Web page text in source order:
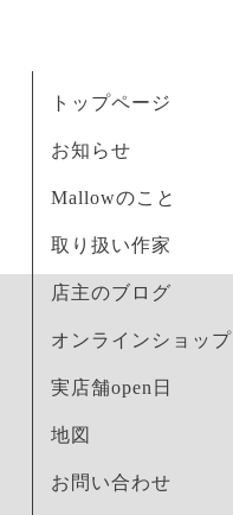
トップページ
お知らせ
Mallowのこと
取り扱い作家
店主のブログ
オンラインショップ
実店舗open日
地図
お問い合わせ